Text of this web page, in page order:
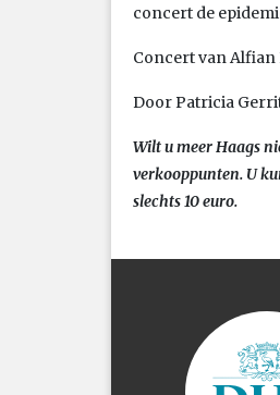
concert de
Concert van Alfian
Door Patricia
Wilt u meer Haags
verkooppunten. U
slechts 10 euro.